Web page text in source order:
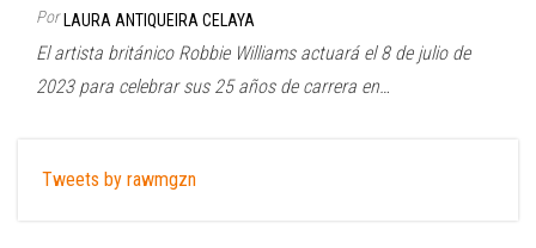
Por LAURA ANTIQUEIRA CELAYA
El artista británico Robbie Williams actuará el 8 de julio de
2023 para celebrar sus 25 años de carrera en…
Tweets by rawmgzn